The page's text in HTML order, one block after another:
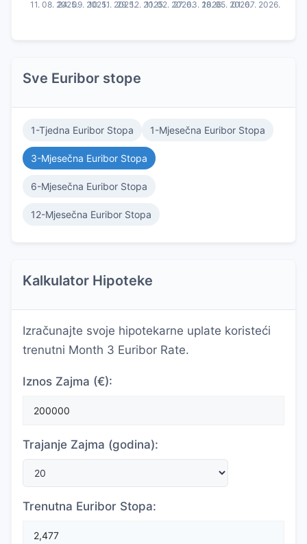
Sve Euribor stope
1-Tjedna Euribor Stopa 1-Mjesečna Euribor Stopa
3-Mjesečna Euribor Stopa
6-Mjesečna Euribor Stopa
12-Mjesečna Euribor Stopa
Kalkulator Hipoteke
Izračunajte svoje hipotekarne uplate koristeći
trenutni Month 3 Euribor Rate.
Iznos Zajma (€):
Trajanje Zajma (godina):
Trenutna Euribor Stopa: